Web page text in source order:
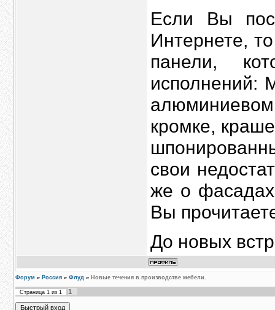
Если Вы
Интернете,
панели,
исполнений:
кромке,
свои
же о
Вы
До новых
Форум » Россия » Флуд » Новые течения в производстве мебели.
Страница 1 из 1 1